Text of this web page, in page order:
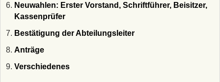
Neuwahlen: Erster Vorstand, Schriftführer, Beisitzer,
Kassenprüfer
Bestätigung der Abteilungsleiter
Anträge
Verschiedenes